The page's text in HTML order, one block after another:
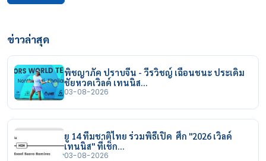
ข่าวล่าสุด
พิชญาภัค ปราบจีน - วีรวิชญ์ เฉือนชนะ ประเดิม
ชัยหวดเวิลด์ เทนนิส…
03-08-2026
ยู 14 ทีมชาติไทย ร่วมพิธีเปิด ศึก "2026 เวิลด์
เทนนิส" ที่เช็ก…
03-08-2026